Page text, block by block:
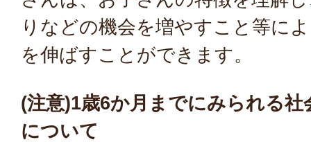
りなどの機会を増やすこと等に
を伸ばすことができます。
(注意)1歳6か月までにみられる社
について